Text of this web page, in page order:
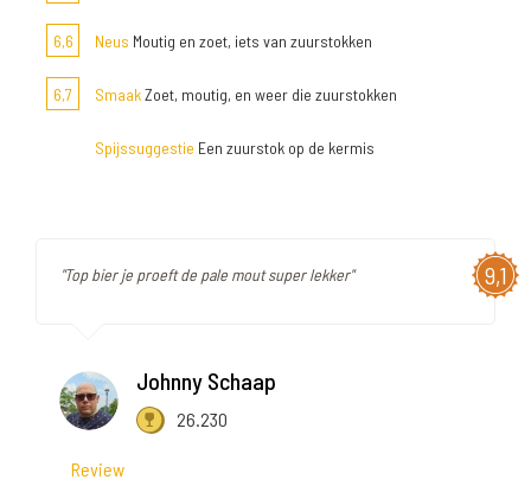
6,6 Neus Moutig en zoet, iets van zuurstokken
6,7 SmaakZoet, moutig, en weer die zuurstokken
Spijssuggestie Een zuurstok op de kermis
9,1
"Top bier je proeft de pale mout super lekker"
Johnny Schaap
26.230
Review